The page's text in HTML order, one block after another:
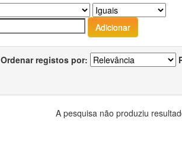
Ordenar registos por:
A pesquisa não produziu